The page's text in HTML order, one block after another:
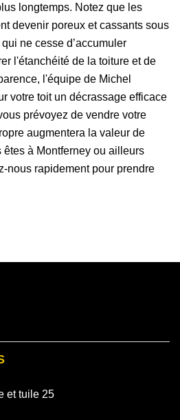
longtemps. Notez que les
devenir poreux et cassants sous
ne cesse d’accumuler
l'étanchéité de la toiture et de
l'équipe de Michel
votre toit un décrassage efficace
prévoyez de vendre votre
augmentera la valeur de
à Montferney ou ailleurs
nous rapidement pour prendre
et tuile 25